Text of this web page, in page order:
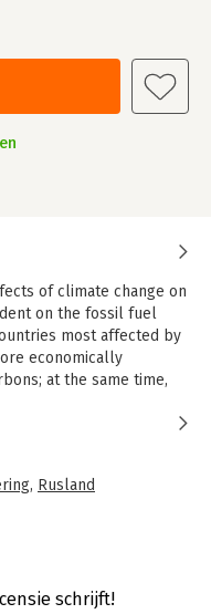
of climate change on
on the fossil fuel
most affected by
economically
at the same time,
growing damage.
floods to Russia's
exports. Thane
years, climate
restrictions on
, Rusland
schrijft!